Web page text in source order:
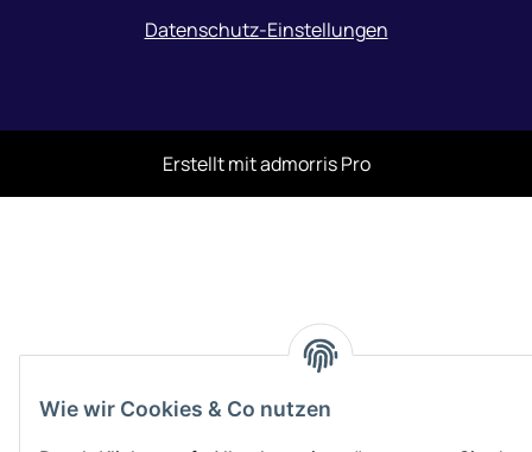
Wie wir Cookies & Co nutzen
Datenschutz-Einstellungen
Erstellt mitadmorris Pro